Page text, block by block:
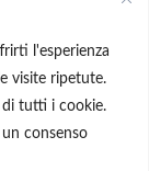
l'esperienza
visite ripetute.
di tutti i cookie.
consenso